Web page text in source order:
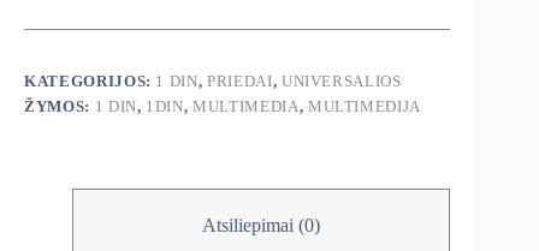
į
KATEGORIJOS: 1 DIN,PRIEDAI, UNIVERSALIOS
ŽYMOS: 1 DIN, 1DIN,MULTIMEDIA, MULTIMEDIJA
Atsiliepimai (0)